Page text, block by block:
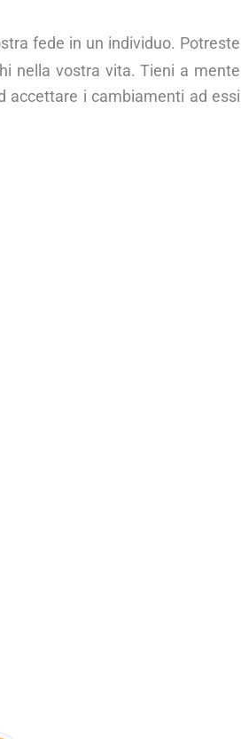
fede in un individuo. Potreste
nella vostra vita. Tieni a mente
accettare i cambiamenti ad essi